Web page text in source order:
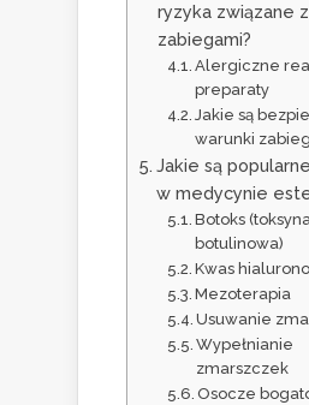
ryzyka związane z
zabiegami?
Alergiczne
preparaty
Jakie są
warunki
Jakie są
w medycynie
Botoks
botulinowa)
Kwas
Mezoterapia
Usuwanie
Wypełnianie
zmarszczek
Osocze